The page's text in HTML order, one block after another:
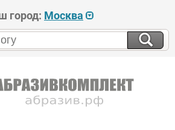
город: Москва